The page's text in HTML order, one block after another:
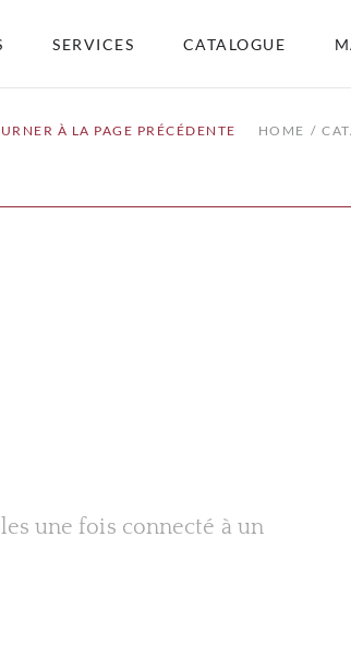
SERVICES CATALOGUE
À LA PAGE PRÉCÉDENTE HOME
une fois connecté à un